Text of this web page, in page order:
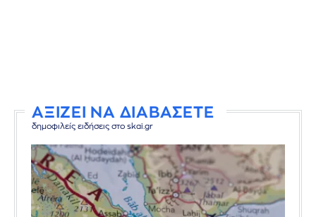
ΑΞΙΖΕΙ ΝΑ ΔΙΑΒΑΣΕΤΕ
δημοφιλείς ειδήσεις στο skai.gr